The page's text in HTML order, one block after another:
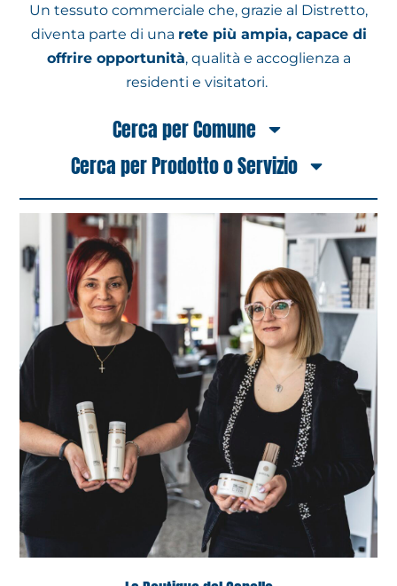
Un tessuto commerciale che, grazie al Distretto,
diventa parte di una rete più ampia, capace di
offrire opportunità, qualità e accoglienza a
residenti e visitatori.
Cerca per Comune
Cerca per Prodotto o Servizio